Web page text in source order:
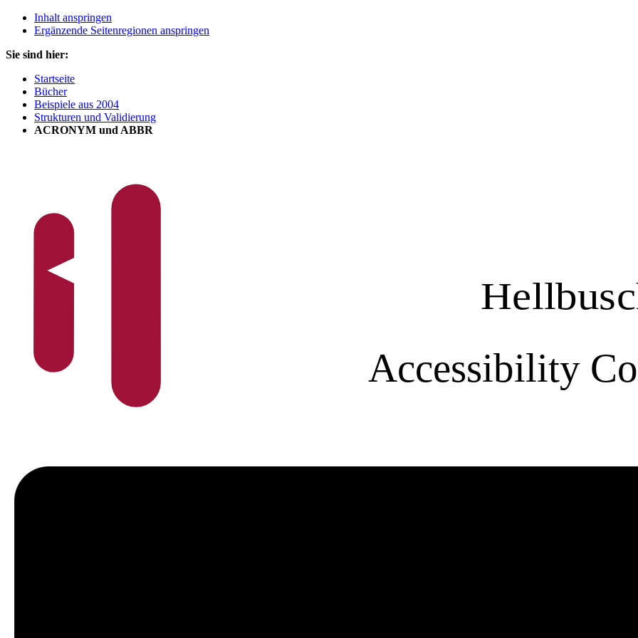
Inhalt anspringen
Ergänzende Seitenregionen anspringen
Sie sind hier:
Startseite
Bücher
Beispiele aus 2004
Strukturen und Validierung
ACRONYM und ABBR
Accessibility